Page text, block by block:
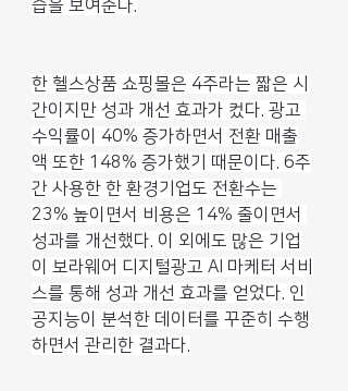
습을 보여준다.
한 헬스상품 쇼핑몰은 4주라는 짧은 시
간이지만 성과 개선 효과가 컸다. 광고
수익률이 40% 증가하면서 전환 매출
액 또한 148% 증가했기 때문이다. 6주
간 사용한 한 환경기업도 전환수는
23% 높이면서 비용은 14% 줄이면서
성과를 개선했다. 이 외에도 많은 기업
이 보라웨어 디지털광고 AI 마케터 서비
스를 통해 성과 개선 효과를 얻었다. 인
공지능이 분석한 데이터를 꾸준히 수행
하면서 관리한 결과다.